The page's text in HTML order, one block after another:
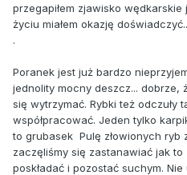
przegapiłem zjawisko
życiu miałem okazję
.
Poranek jest już bardzo
jednolity mocny deszcz... dobrze,
się wytrzymać. Rybki też odczuły
współpracować. Jeden tylko
to grubasek Pulę złowionych ryb
zaczęliśmy się zastanawiać jak
poskładać i pozostać suchym. Nie